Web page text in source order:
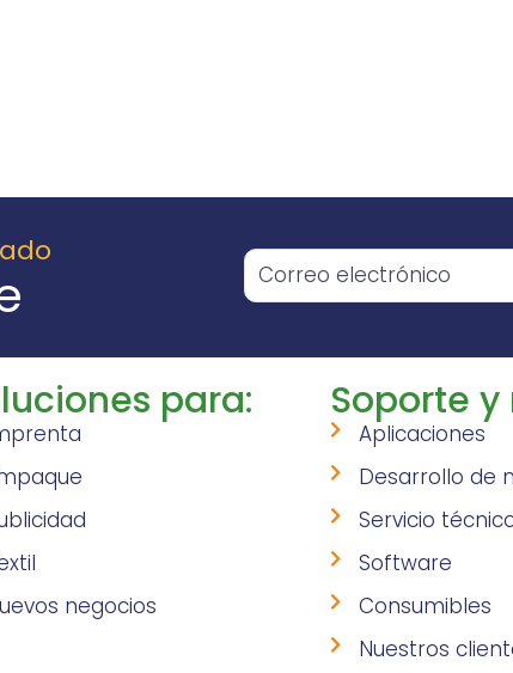
para:
negocios
Soporte y
Aplicaciones
Desarrollo de
Servicio
Software
Consumibles
Nuestros